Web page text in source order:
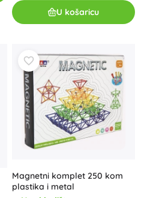
U košaricu
Magnetni komplet 250 kom
plastika i metal